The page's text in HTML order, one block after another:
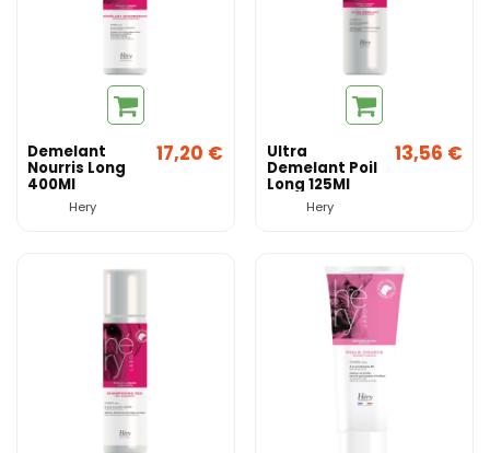
Demelant
Nourris Long
400Ml
Hery
17,20 € Ultra
Demelant Poil
Long 125Ml
Hery
13,56 €